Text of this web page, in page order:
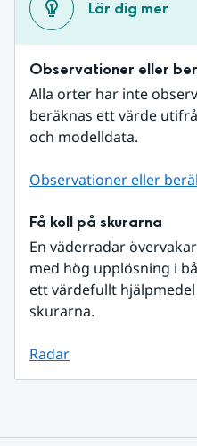
Lär dig mer
Observationer eller
Alla orter har inte
beräknas ett värde
och modelldata.
Observationer eller
Få koll på skurarna
En väderradar
med hög upplösning i
ett värdefullt
skurarna.
Radar